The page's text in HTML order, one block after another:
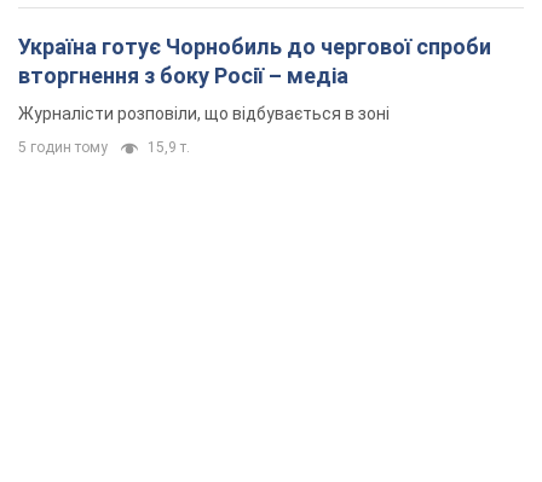
Україна готує Чорнобиль до чергової спроби
вторгнення з боку Росії – медіа
Журналісти розповіли, що відбувається в зоні
5 годин тому 15,9 т.